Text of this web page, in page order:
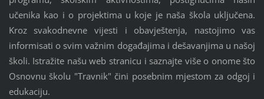
učenika kao i o projektima u koje je naša škola uključena.
Kroz svakodnevne vijesti i obavještenja, nastojimo vas
informisati o svim važnim događajima i dešavanjima u našoj
školi. Istražite našu web stranicu i saznajte više o onome što
Osnovnu školu "Travnik" čini posebnim mjestom za odgoj i
edukaciju.